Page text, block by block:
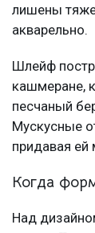
лишены
акварельно.
Шлейф
кашмеране,
песчаный
Мускусные
придавая ей
Когда
Над